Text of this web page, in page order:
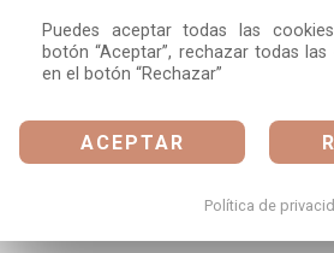
Puedes aceptar todas las
botón “Aceptar”, rechazar todas
en el botón “Rechazar”
ACEPTAR
Política de